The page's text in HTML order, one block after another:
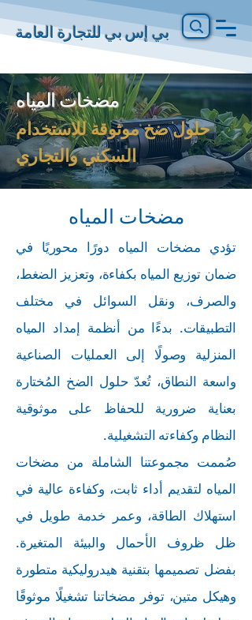
بي إس بي للتجارة العامة
مضخات المياه
حلول ضخ موثوقة للاستخدام
السكني والتجاري
مضخات المياه
تؤدي مضخات المياه دورًا محوريًا في
ضمان توزيع المياه بكفاءة، وتعزيز الضغط،
والصرف، ونقل السوائل في مختلف
التطبيقات. بدءًا من أنظمة إمداد المياه
المنزلية وصولًا إلى العمليات الصناعية
واسعة النطاق، تُعدّ حلول الضخ المُختارة
بعناية ضرورية للحفاظ على موثوقية
النظام وكفاءته التشغيلية.
صُممت مجموعتنا الشاملة من مضخات
المياه لتقديم أداء ثابت، وكفاءة عالية في
استهلاك الطاقة، وعمر خدمة طويل في
ظل ظروف الأحمال والبيئة المتغيرة.
بفضل تصميمها بتقنية هيدروليكية متطورة
وهيكل متين، توفر مضخاتنا تشغيلًا موثوقًا